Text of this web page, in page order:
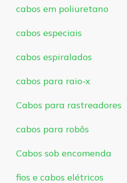
cabos em poliuretano
cabos especiais
cabos espiralados
cabos para raio-x
Cabos para rastreadores
cabos para robôs
Cabos sob encomenda
fios e cabos elétricos